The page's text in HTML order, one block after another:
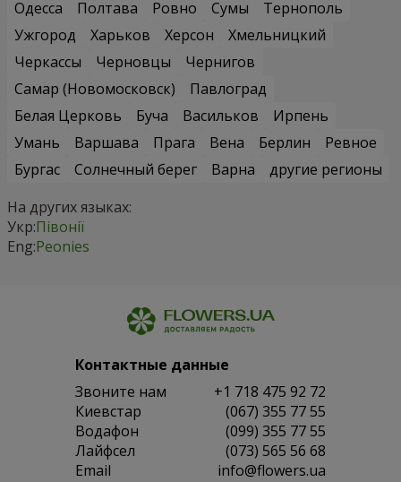
Одесса
Полтава Ровно Сумы
Тернополь
Ужгород
Харьков Херсон
Хмельницкий
Черкассы
Черновцы
Чернигов
Самар (Новомосковск)
Павлоград
Белая Церковь
Буча Васильков
Ирпень
Умань
Варшава Прага Вена Берлин
Ревное
Бургас
Солнечный берег Варна
другие регионы
На других языках:
Укр:Півонії
Eng:Peonies
Контактные данные
Звоните нам
+1 718 475 92 72
Киевстар
(067) 355 77 55
Водафон
(099) 355 77 55
Лайфсел
(073) 565 56 68
Email
info@flowers.ua